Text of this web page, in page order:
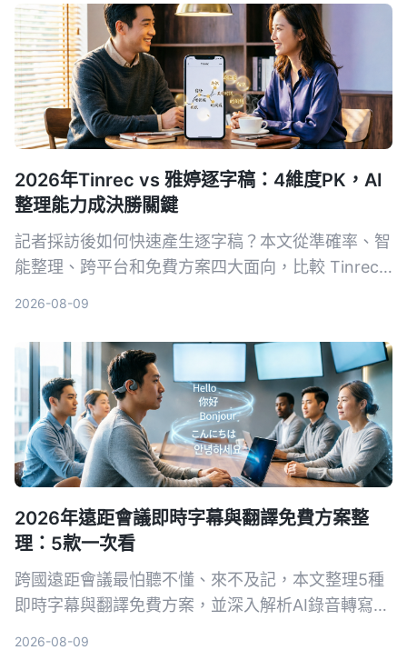
2026年Tinrec vs 雅婷逐字稿：4維度PK，AI
整理能力成決勝關鍵
記者採訪後如何快速產生逐字稿？本文從準確率、智
能整理、跨平台和免費方案四大面向，比較 Tinrec
2026-08-09
2026年遠距會議即時字幕與翻譯免費方案整
理：5款一次看
跨國遠距會議最怕聽不懂、來不及記，本文整理5種
即時字幕與翻譯免費方案，並深入解析AI錄音轉寫工
2026-08-09